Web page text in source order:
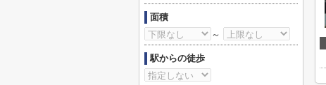
面積
～
駅からの徒歩